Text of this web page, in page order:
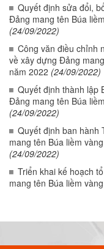
Quyết định sửa đổi,
Đảng mang tên Búa
(24/09/2022)
Công văn điều chỉnh
về xây dựng Đảng
năm 2022 (24/09/2022)
Quyết định thành lập
Đảng mang tên Búa
(24/09/2022)
Quyết định ban hành
mang tên Búa liềm
(24/09/2022)
Triển khai kế hoạch
mang tên Búa liềm